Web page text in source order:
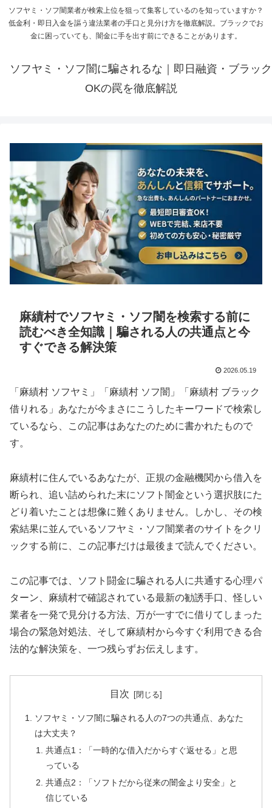
ソフヤミ・ソフ闇業者が検索上位を狙って集客しているのを知っていますか？
低金利・即日入金を謳う違法業者の手口と見分け方を徹底解説。ブラックでお
金に困っていても、闇金に手を出す前にできることがあります。
ソフヤミ・ソフ闇に騙されるな｜即日融資・ブラック
OKの罠を徹底解説
麻績村でソフヤミ・ソフ闇を検索する前に
読むべき全知識｜騙される人の共通点と今
すぐできる解決策
2026.05.19
「麻績村 ソフヤミ」「麻績村 ソフ闇」「麻績村 ブラック
借りれる」あなたが今まさにこうしたキーワードで検索し
ているなら、この記事はあなたのために書かれたもので
す。
麻績村に住んでいるあなたが、正規の金融機関から借入を
断られ、追い詰められた末にソフト闇金という選択肢にた
どり着いたことは想像に難くありません。しかし、その検
索結果に並んでいるソフヤミ・ソフ闇業者のサイトをクリ
ックする前に、この記事だけは最後まで読んでください。
この記事では、ソフト闘金に騙される人に共通する心理パ
ターン、麻績村で確認されている最新の勧誘手口、怪しい
業者を一発で見分ける方法、万が一すでに借りてしまった
場合の緊急対処法、そして麻績村から今すぐ利用できる合
法的な解決策を、一つ残らずお伝えします。
目次
ソフヤミ・ソフ闇に騙される人の7つの共通点、あなた
は大丈夫？
共通点1：「一時的な借入だからすぐ返せる」と思
っている
共通点2：「ソフトだから従来の闇金より安全」と
信じている